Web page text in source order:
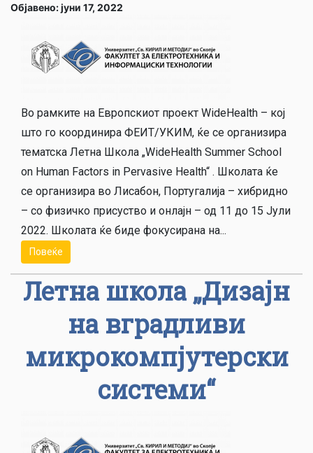
Објавено: јуни 17, 2022
Во рамките на Европскиот проект WideHealth – кој
што го координира ФЕИТ/УКИМ, ќе се организира
тематска Летна Школа „WideHealth Summer School
on Human Factors in Pervasive Health“ . Школата ќе
се организира во Лисабон, Португалија – хибридно
– со физичко присуство и онлајн – од 11 до 15 Јули
2022. Школата ќе биде фокусирана на...
Повеќе
Летна школа „Дизајн
на вградливи
микрокомпјутерски
системи“